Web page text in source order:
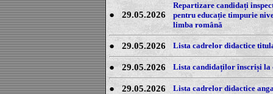
● 29.05.2026
Repartizare candidați
pentru educație timpurie
limba română
● 29.05.2026 Lista cadrelor didactice
●29.05.2026 Lista candidaților înscriși la
●29.05.2026 Lista cadrelor didactice